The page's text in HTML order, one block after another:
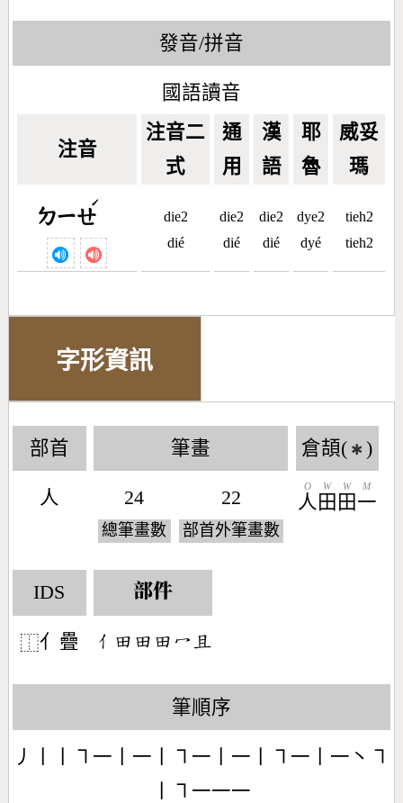
發音/拼音
國語讀音
注音
注音二
式
通
用
漢
語
耶
魯
威妥
瑪
ㄉㄧㄝ
ˊ
die2
dié
die2
dié
die2
dié
dye2
dyé
tieh2
tieh2
字形資訊
部首
人
筆畫
24
總筆畫數
22
部首外筆畫數
倉頡( ✱ )
人
O
田
W
田
W
一
M
IDS
⿰亻疊
部件
󶀭󶄬󶄬󶄬󶁇󶄪
筆順序
丿丨丨㇕一丨一丨㇕一丨一丨㇕一丨一丶㇕
丨㇕一一一